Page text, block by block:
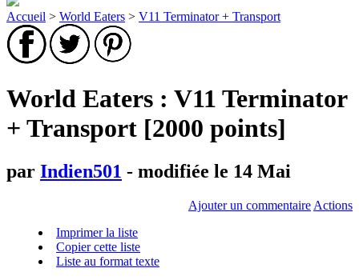
Accueil > World Eaters > V11 Terminator + Transport
World Eaters : V11 Terminator
+ Transport [2000 points]
par Indien501 - modifiée le 14 Mai
Ajouter un commentaire Actions
Imprimer la liste
Copier cette liste
Liste au format texte